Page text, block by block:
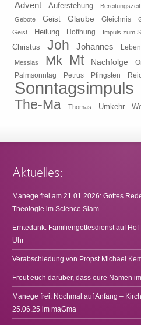
Advent Auferstehung Bereitungszeit
Gebote
Geist Glaube Gleichnis
Geist
Heilung Hoffnung Impuls zum
Christus
Joh Johannes Leben
Messias Mk Mt Nachfolge
Palmsonntag Petrus Pfingsten
Sonntagsimpuls
The-Ma Thomas Umkehr
Aktuelles:
Manege frei am 21.01.2026: Gottes
Theologie im Science Slam
Erntedank: Familiengottesdienst auf
Uhr
Verabschiedung von Propst Michael
Freut euch darüber, dass eure Namen
Manege frei: Nochmal auf Anfang –
25.06.25 im maGma